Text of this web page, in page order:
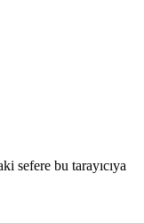
sefere bu tarayıcıya